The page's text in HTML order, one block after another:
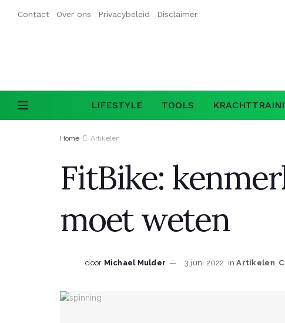
Contact Over ons Privacybeleid Disclaimer
LIFESTYLE TOOLS
Home Artikelen
FitBike:
moet weten
door Michael Mulder 3 juni 2022 in Artikelen,